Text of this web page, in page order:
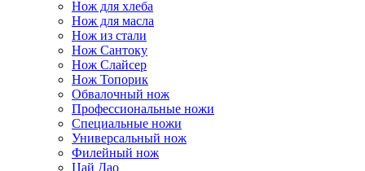
Нож для хлеба
Нож для масла
Нож из стали
Нож Сантоку
Нож Слайсер
Нож Топорик
Обвалочный нож
Профессиональные ножи
Специальные ножи
Универсальный нож
Филейный нож
Цай Дао